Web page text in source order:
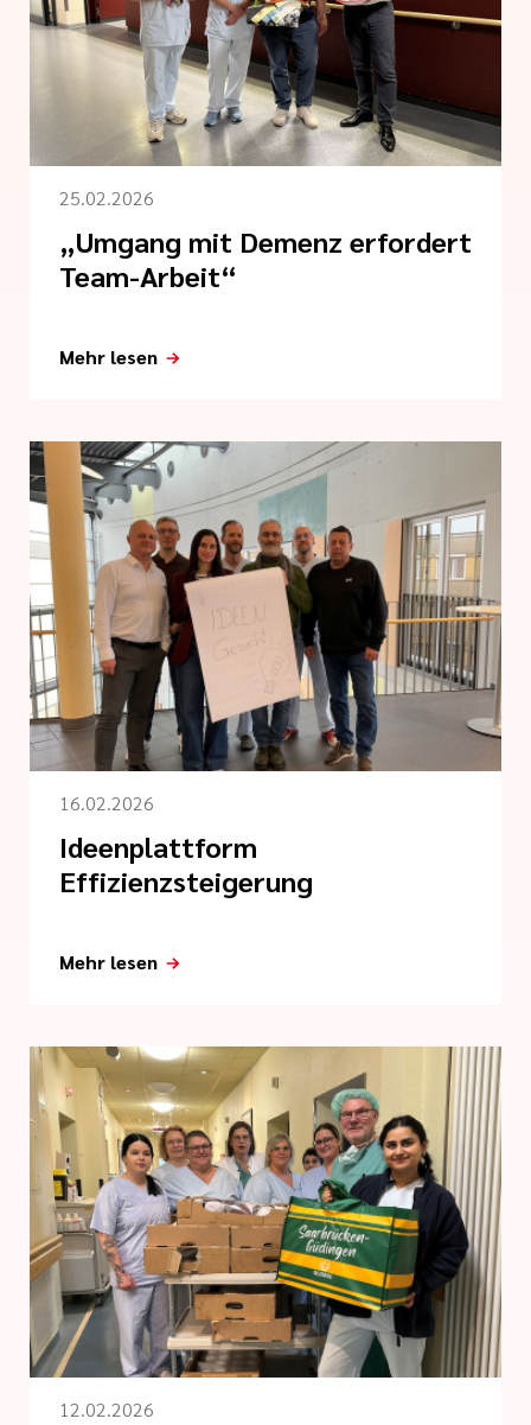
in
Saarbrücken
zum
25.02.2026
„Umgang mit Demenz erfordert
Team-Arbeit“
Mehr lesen
16.02.2026
Ideenplattform
Effizienzsteigerung
Mehr lesen
12.02.2026